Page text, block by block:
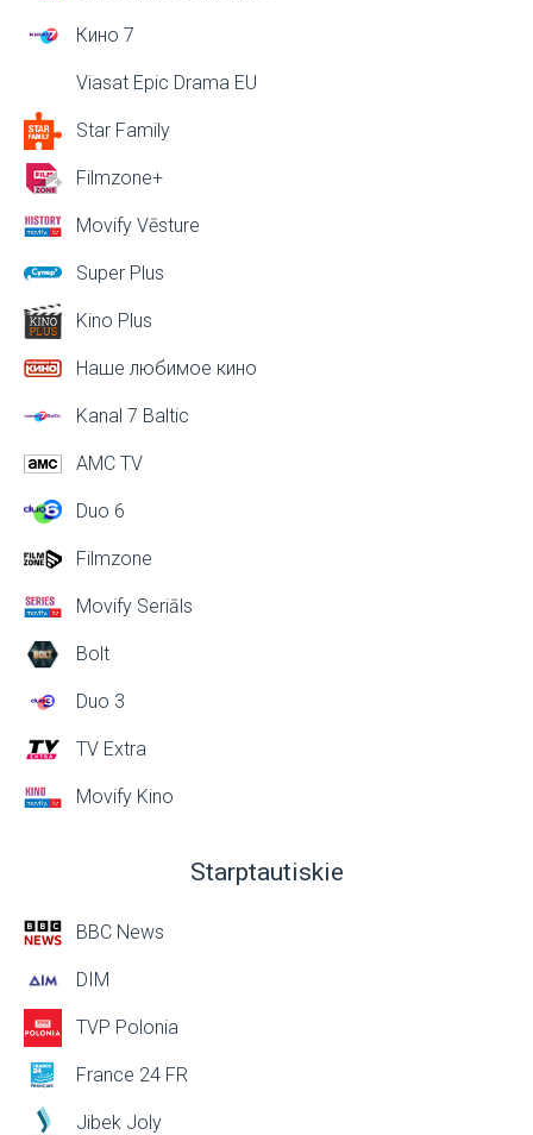
Кино 7
Viasat Epic Drama EU
Star Family
Filmzone+
Movify Vēsture
Super Plus
Kino Plus
Наше любимое кино
Kanal 7 Baltic
AMC TV
Duo 6
Filmzone
Movify Seriāls
Bolt
Duo 3
TV Extra
Movify Kino
Starptautiskie
BBC News
DIM
TVP Polonia
France 24 FR
Jibek Joly